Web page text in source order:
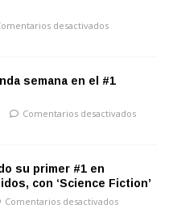
desactivados
semana en el #1
Comentarios desactivados
su primer #1 en
con ‘Science Fiction’
Comentarios desactivados